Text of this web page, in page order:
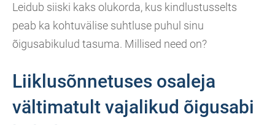
Leidub siiski kaks olukorda, kus kindlustusselts
peab ka kohtuvälise suhtluse puhul sinu
õigusabikulud tasuma. Millised need on?
Liiklusõnnetuses osaleja
vältimatult vajalikud õigusabi